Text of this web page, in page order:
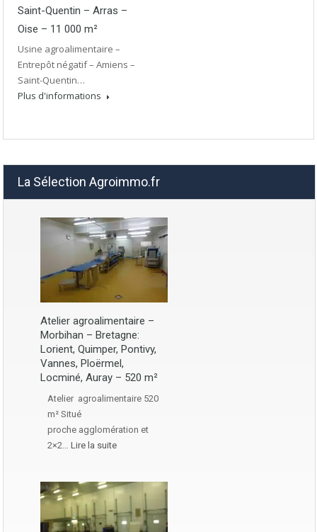
Saint-Quentin – Arras –
Oise – 11 000 m²
Usine agroalimentaire –
Entrepôt négatif – Amiens –
Saint-Quentin…
Plus d'informations
La Sélection Agroimmo.fr
Atelier agroalimentaire –
Morbihan – Bretagne:
Lorient, Quimper, Pontivy,
Vannes, Ploërmel,
Locminé, Auray – 520 m²
Atelier agroalimentaire 520
m² Situé
proche agglomération et
2×2… Lire la suite